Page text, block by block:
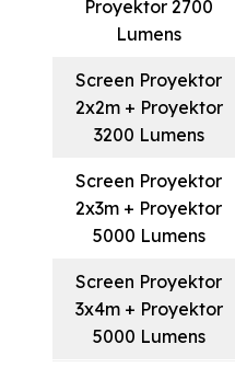
Proyektor 2700
Lumens
Screen Proyektor
2x2m + Proyektor
3200 Lumens
Screen Proyektor
2x3m + Proyektor
5000 Lumens
Screen Proyektor
3x4m + Proyektor
5000 Lumens